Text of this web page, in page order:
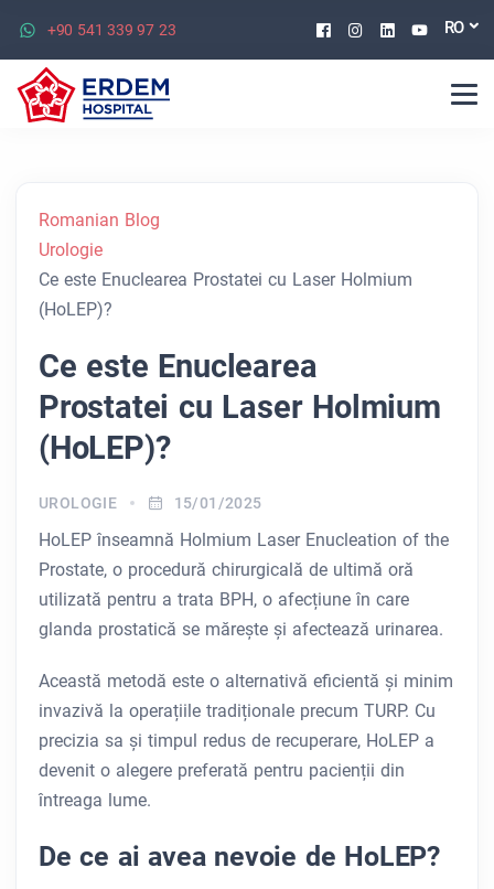
+90 541 339 97 23 Facebook
Instagram
Linkedin
RO
Romanian Blog
Urologie
Ce este Enuclearea Prostatei cu Laser Holmium
(HoLEP)?
Ce este Enuclearea
Prostatei cu Laser Holmium
(HoLEP)?
UROLOGIE 15/01/2025
HoLEP înseamnă Holmium Laser Enucleation of the
Prostate, o procedură chirurgicală de ultimă oră
utilizată pentru a trata BPH, o afecțiune în care
glanda prostatică se mărește și afectează urinarea.
Această metodă este o alternativă eficientă și minim
invazivă la operațiile tradiționale precum TURP. Cu
precizia sa și timpul redus de recuperare, HoLEP a
devenit o alegere preferată pentru pacienții din
întreaga lume.
De ce ai avea nevoie de HoLEP?